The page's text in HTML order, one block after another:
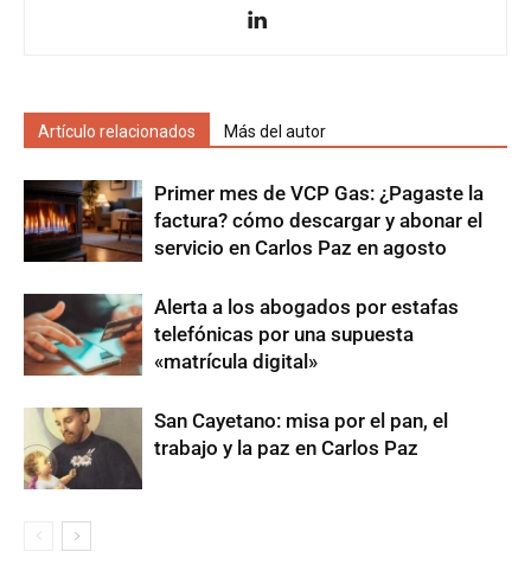
Artículo relacionados Más del autor
Primer mes de VCP Gas: ¿Pagaste la
factura? cómo descargar y abonar el
servicio en Carlos Paz en agosto
Alerta a los abogados por estafas
telefónicas por una supuesta
«matrícula digital»
San Cayetano: misa por el pan, el
trabajo y la paz en Carlos Paz